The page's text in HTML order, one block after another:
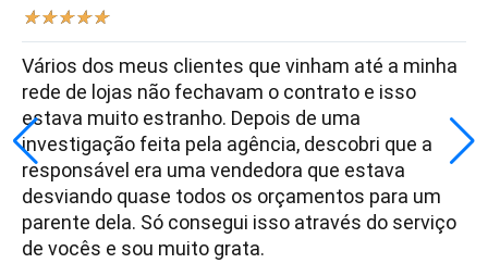
★★★★★
Vários dos meus clientes que vinham até a minha
rede de lojas não fechavam o contrato e isso
estava muito estranho. Depois de uma
investigação feita pela agência, descobri que a
responsável era uma vendedora que estava
desviando quase todos os orçamentos para um
parente dela. Só consegui isso através do serviço
de vocês e sou muito grata.